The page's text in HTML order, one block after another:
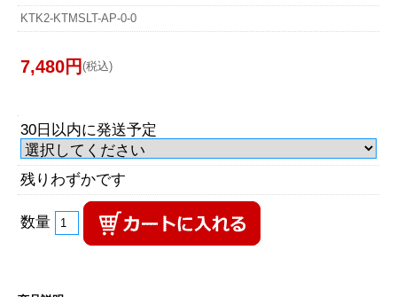
KTK2-KTMSLT-AP-0-0
7,480円 (税込)
30日以内に発送予定
残りわずかです
数量